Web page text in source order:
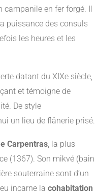
campanile en fer forgé. Il
puissance des consuls
les heures et les
datant du XIXe siècle,
et témoigne de
De style
un lieu de flânerie prisé.
Carpentras, la plus
(1367). Son mikvé (bain
souterraine sont d’un
incarne la cohabitation